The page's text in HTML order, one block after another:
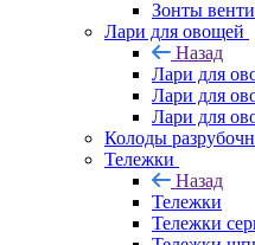
Зонты
Лари для овощей
Назад
Лари для
Лари для
Лари для
Колоды
Тележки
Назад
Тележки
Тележки